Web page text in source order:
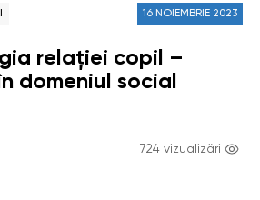
16 NOIEMBRIE 2023
relației copil –
domeniul social
724 vizualizări